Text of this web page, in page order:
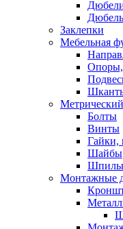
Заклепки
Мебельная
Опоры,
Болты
Винты
Гайки,
Шайбы
Монтажные